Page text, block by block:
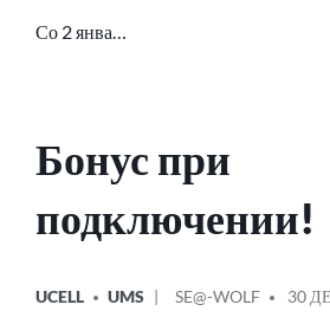
Со 2 янва…
Бонус при
подключении!
В
UCELL UMS
ОТ
SE@-WOLF 30